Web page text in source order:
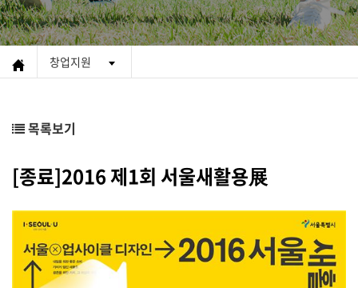
창업지원
목록보기
[종료]2016 제1회 서울새활용展